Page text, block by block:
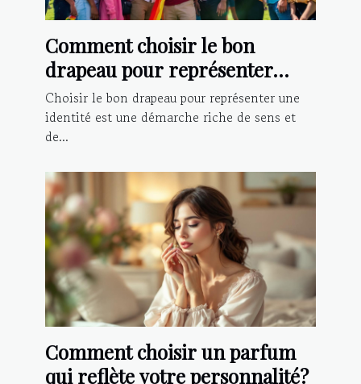
Comment choisir le bon
drapeau pour représenter
votre identité?
Choisir le bon drapeau pour représenter une
identité est une démarche riche de sens et
de...
Comment choisir un parfum
qui reflète votre personnalité?